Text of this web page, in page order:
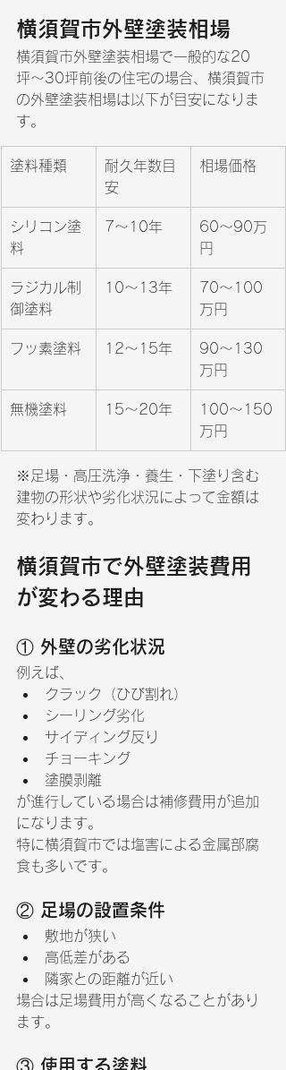
横須賀市外壁塗装相場
横須賀市外壁塗装相場で一般的な20
坪〜30坪前後の住宅の場合、横須賀市
の外壁塗装相場は以下が目安になりま
す。
塗料種類
耐久年数目
安
相場価格
シリコン塗
料
7〜10年
60〜90万
円
ラジカル制
御塗料
10〜13年
70〜100
万円
フッ素塗料 12〜15年
90〜130
万円
無機塗料 15〜20年
100〜150
万円
※足場・高圧洗浄・養生・下塗り含む
建物の形状や劣化状況によって金額は
変わります。
横須賀市で外壁塗装費用
が変わる理由
① 外壁の劣化状況
例えば、
クラック（ひび割れ）
シーリング劣化
サイディング反り
チョーキング
塗膜剥離
が進行している場合は補修費用が追加
になります。
特に横須賀市では塩害による金属部腐
食も多いです。
② 足場の設置条件
敷地が狭い
高低差がある
隣家との距離が近い
場合は足場費用が高くなることがあり
ます。
③ 使用する塗料